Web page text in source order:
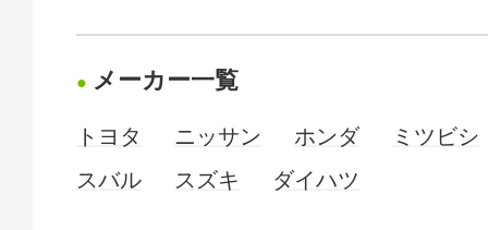
メーカー一覧
トヨタ ニッサン ホンダ
ミツビシ
スバル
スズキ ダイハツ